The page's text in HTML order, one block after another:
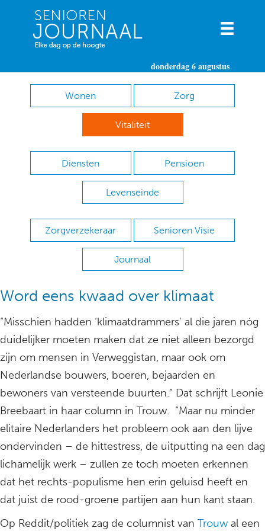
donderdag 6 augustus
Wonen Zorg
Vitaliteit
Diensten Pensioen
Levenseinde
Zorgverzekeraar Senioren Visie
Journaal
Word eens kwaad over klimaat
“Misschien hadden ‘klimaatdrammers’ al die jaren nóg
duidelijker moeten maken dat ze niet alleen bezorgd
zijn om mensen in Verweggistan, maar ook om
Nederlandse bouwers, boeren, bejaarden en
bewoners van versteende buurten.” Dat schrijft Leonie
Breebaart in haar column in Trouw. “Maar nu minder
elitaire Nederlanders het probleem ook aan den lijve
ondervinden – de hittestress, de uitputting na een dag
lichamelijk werk – zullen ze toch moeten erkennen
dat het rechts-populisme hen erin geluisd heeft en
dat juist de rood-groene partijen aan hun kant staan.
Op Reddit/politiek zag de columnist van Trouw al een